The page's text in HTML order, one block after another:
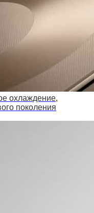
охлаждение,
поколения